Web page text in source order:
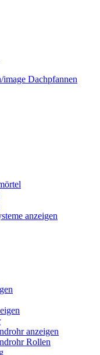
Dachpfannen
anzeigen
anzeigen
Rollen